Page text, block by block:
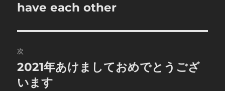
ナ
ビ
ゲ
ー
の
稿:
have each other
次
次
の
2021年あけましておめでとうござ
います